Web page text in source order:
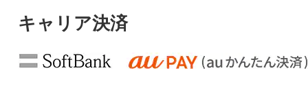
キャリア決済